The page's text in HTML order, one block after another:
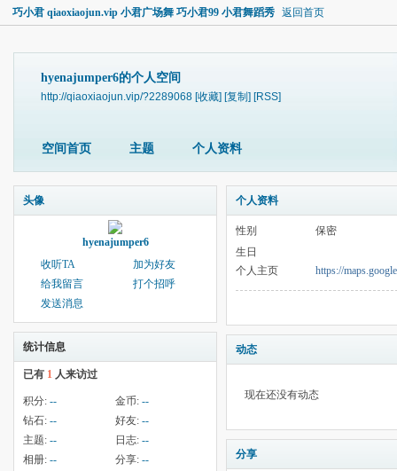
巧小君 qiaoxiaojun.vip 小君广场舞 巧小君99 小君舞蹈秀 返回首页
hyenajumper6的个人空间
http://qiaoxiaojun.vip/?2289068 [收藏] [复制] [RSS]
空间首页 主题 个人资料
头像
hyenajumper6
收听TA
加为好友
给我留言
打个招呼
发送消息
统计信息
已有 1 人来访过
积分: -- 金币: --
钻石: -- 好友: --
主题: -- 日志: --
相册: -- 分享: --
个人资料
性别
保密
生日
个人主页
https://
动态
现在还没有动态
分享